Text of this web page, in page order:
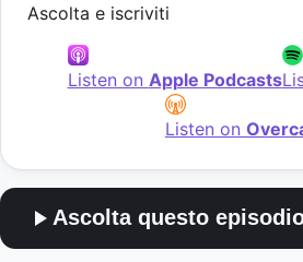
Ascolta e iscriviti
Listen on Apple Podcasts
Listen on
Ascolta questo